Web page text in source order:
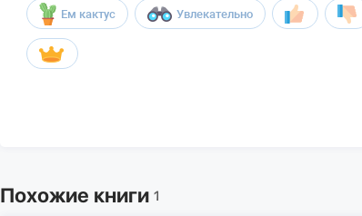
Ем кактус Увлекательно
Похожие книги 1